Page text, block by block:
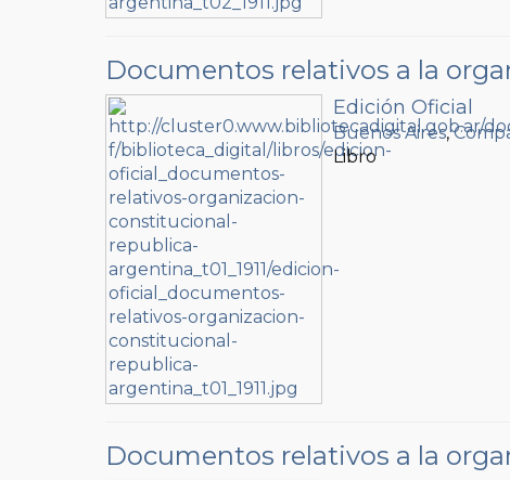
Documentos relativos a la
Edición Oficial
Buenos Aires,
Libro
Documentos relativos a la